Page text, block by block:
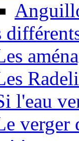
l'eau
verger